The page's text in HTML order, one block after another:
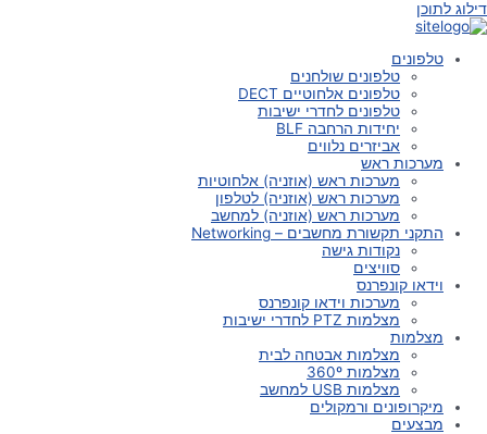
דילוג לתוכן
טלפונים
טלפונים שולחנים
טלפונים אלחוטיים DECT
טלפונים לחדרי ישיבות
יחידות הרחבה BLF
אביזרים נלווים
מערכות ראש
מערכות ראש (אוזניה) אלחוטיות
מערכות ראש (אוזניה) לטלפון
מערכות ראש (אוזניה) למחשב
התקני תקשורת מחשבים – Networking
נקודות גישה
סוויצים
וידאו קונפרנס
מערכות וידאו קונפרנס
מצלמות PTZ לחדרי ישיבות
מצלמות
מצלמות אבטחה לבית
מצלמות 360º
מצלמות USB למחשב
מיקרופונים ורמקולים
מבצעים